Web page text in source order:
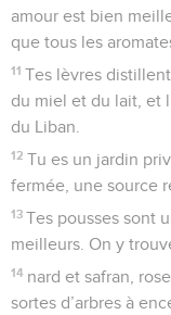
amour est bien
que tous les
11 Tes lèvres
du miel et du lait, et
du Liban.
12 Tu es un jardin
fermée, une source
13 Tes pousses sont
meilleurs. On y
14 nard et safran,
sortes d’arbres à